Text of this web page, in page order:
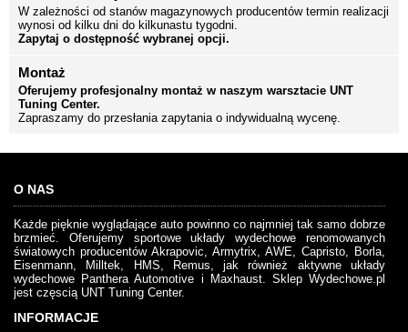
W zależności od stanów magazynowych producentów termin realizacji
wynosi od kilku dni do kilkunastu tygodni.
Zapytaj o dostępność wybranej opcji.
Montaż
Oferujemy profesjonalny montaż w naszym warsztacie UNT
Tuning Center.
Zapraszamy do przesłania zapytania o indywidualną wycenę.
O NAS
Każde pięknie wyglądające auto powinno co najmniej tak samo dobrze
brzmieć. Oferujemy sportowe układy wydechowe renomowanych
światowych producentów Akrapovic, Armytrix, AWE, Capristo, Borla,
Eisenmann, Milltek, HMS, Remus, jak również aktywne układy
wydechowe Panthera Automotive i Maxhaust. Sklep Wydechowe.pl
jest częscią UNT Tuning Center.
INFORMACJE